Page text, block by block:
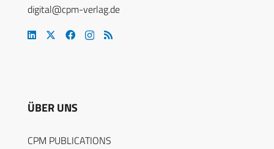
digital@cpm-verlag.de
ÜBER UNS
CPM PUBLICATIONS